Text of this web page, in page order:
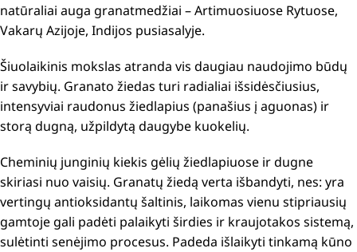
natūraliai auga granatmedžiai – Artimuosiuose Rytuose,
Vakarų Azijoje, Indijos pusiasalyje.
Šiuolaikinis mokslas atranda vis daugiau naudojimo būdų
ir savybių. Granato žiedas turi radialiai išsidėsčiusius,
intensyviai raudonus žiedlapius (panašius į aguonas) ir
storą dugną, užpildytą daugybe kuokelių.
Cheminių junginių kiekis gėlių žiedlapiuose ir dugne
skiriasi nuo vaisių. Granatų žiedą verta išbandyti, nes: yra
vertingų antioksidantų šaltinis, laikomas vienu stipriausių
gamtoje gali padėti palaikyti širdies ir kraujotakos sistemą,
sulėtinti senėjimo procesus. Padeda išlaikyti tinkamą kūno